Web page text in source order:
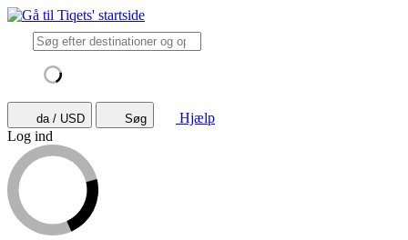
da / USD Søg
Hjælp
Log ind